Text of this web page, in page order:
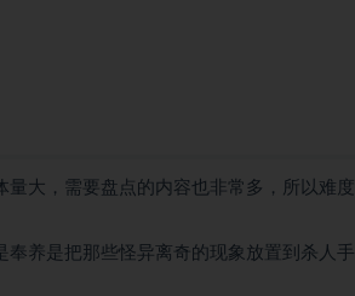
大，需要盘点的内容也非常多，所以难度
养是把那些怪异离奇的现象放置到杀人手